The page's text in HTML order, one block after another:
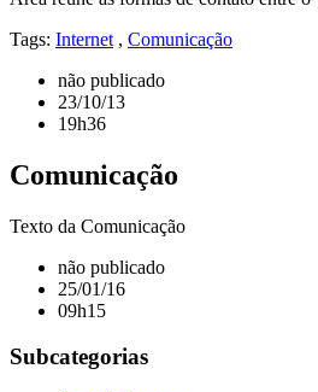
Tags: Internet , Comunicação
não publicado
23/10/13
19h36
Comunicação
Texto da Comunicação
não publicado
25/01/16
09h15
Subcategorias